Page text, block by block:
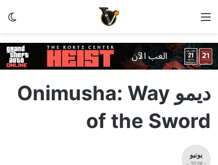
القائمة
ديمو Onimusha: Way
of the Sword
يونيو